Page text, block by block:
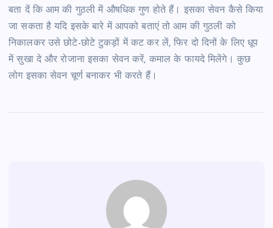
बता दें कि आम की गुठली में औषधिक गुण होते हैं। इसका सेवन कैसे किया
जा सकता है यदि इसके बारे में आपको बताएं तो आम की गुठली को
निकालकर उसे छोटे-छोटे टुकड़ों में कट कर लें, फिर दो दिनों के लिए धूप
में सुखा दे और रोजाना इसका सेवन करें, कमाल के फायदे मिलेंगे। कुछ
लोग इसका सेवन चूर्ण बनाकर भी करते हैं।